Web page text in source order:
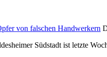
von falschen Handwerkern
Südstadt ist letzte